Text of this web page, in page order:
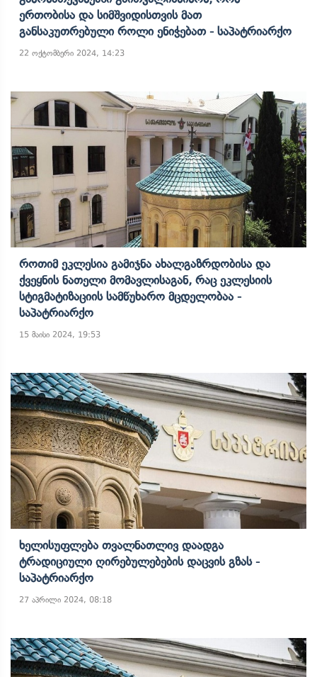
Ერთობისა Და Სიმშვიდისთვის Მათ
Განსაკუთრებული Როლი Ენიჭებათ - Საპატრიარქო
22 ოქტომბერი 2024, 14:23
Როთიმ Ეკლესია Გამიჯნა Ახალგაზრდობისა Და
Ქვეყნის Ნათელი Მომავლისაგან, Რაც Ეკლესიის
Სტიგმატიზაციის Სამწუხარო Მცდელობაა -
Საპატრიარქო
15 მაისი 2024, 19:53
Ხელისუფლება Თვალნათლივ Დაადგა
Ტრადიციული Ღირებულებების Დაცვის Გზას -
Საპატრიარქო
27 აპრილი 2024, 08:18